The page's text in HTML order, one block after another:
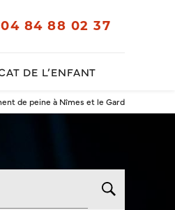
04 84 88 02 37
DE L’ENFANT
de peine à Nîmes et le Gard